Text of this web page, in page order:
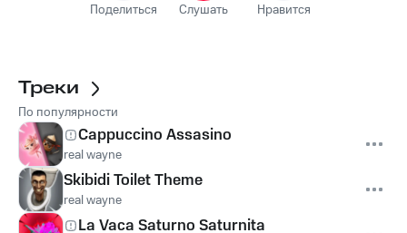
Поделиться Слушать Нравится
Треки
По популярности
Cappuccino Assasino
real wayne
Skibidi Toilet Theme
real wayne
La Vaca Saturno Saturnita